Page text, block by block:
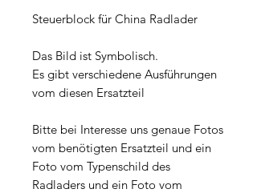
Steuerblock für China Radlader
Das Bild ist Symbolisch.
Es gibt verschiedene Ausführungen
vom diesen Ersatzteil
Bitte bei Interesse uns genaue Fotos
vom benötigten Ersatzteil und ein
Foto vom Typenschild des
Radladers und ein Foto vom